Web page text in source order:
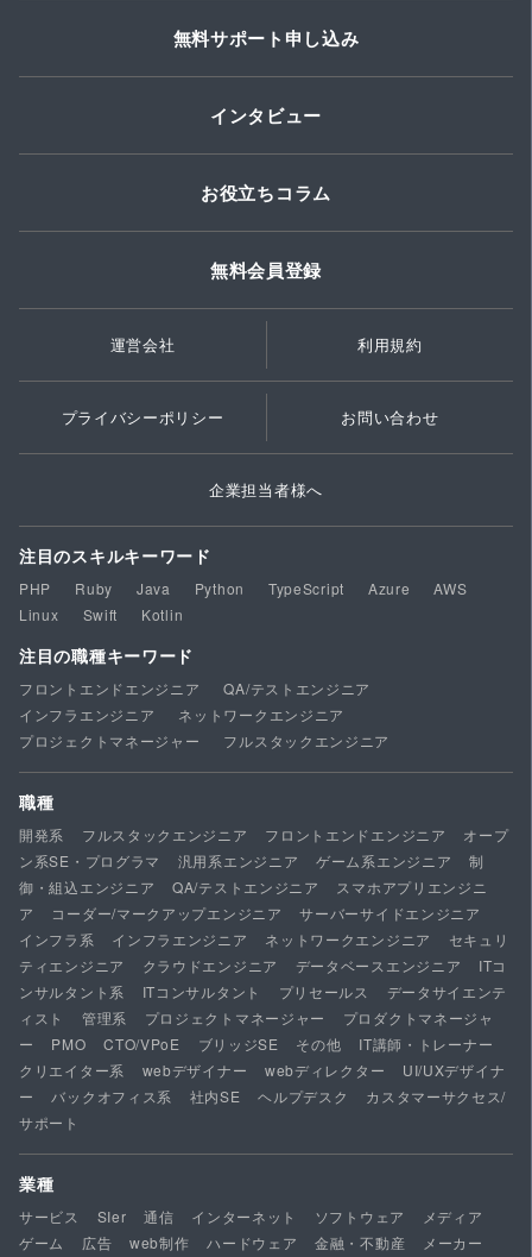
無料サポート申し込み
インタビュー
お役立ちコラム
無料会員登録
運営会社 利用規約
プライバシーポリシー お問い合わせ
企業担当者様へ
注目のスキルキーワード
PHP Ruby Java Python TypeScript Azure
AWS
Linux
Swift Kotlin
注目の職種キーワード
フロントエンドエンジニア
QA/テストエンジニア
インフラエンジニア
ネットワークエンジニア
プロジェクトマネージャー
フルスタックエンジニア
職種
開発系 フルスタックエンジニア フロントエンドエンジニア
オープ
ン系SE・プログラマ
汎用系エンジニア ゲーム系エンジニア
制
御・組込エンジニア
QA/テストエンジニア
スマホアプリエンジニ
ア
コーダー/マークアップエンジニア
サーバーサイドエンジニア
インフラ系
インフラエンジニア ネットワークエンジニア
セキュリ
ティエンジニア
クラウドエンジニア データベースエンジニア
ITコ
ンサルタント系
ITコンサルタント プリセールス
データサイエンテ
ィスト
管理系 プロジェクトマネージャー
プロダクトマネージャ
ー
PMO CTO/VPoE ブリッジSE その他
IT講師・トレーナー
クリエイター系
webデザイナー webディレクター
UI/UXデザイナ
ー
バックオフィス系 社内SE ヘルプデスク
カスタマーサクセス/
サポート
業種
サービス SIer 通信 インターネット ソフトウェア
メディア
ゲーム
広告 web制作 ハードウェア 金融・不動産
メーカー